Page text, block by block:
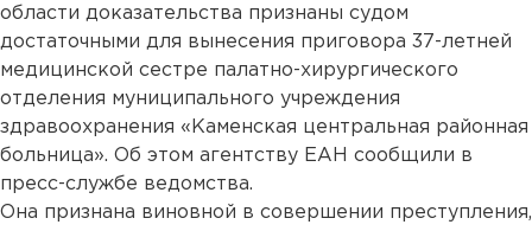
области доказательства признаны судом
достаточными для вынесения приговора 37-летней
медицинской сестре палатно-хирургического
отделения муниципального учреждения
здравоохранения «Каменская центральная районная
больница». Об этом агентству ЕАН сообщили в
пресс-службе ведомства.
Она признана виновной в совершении преступления,